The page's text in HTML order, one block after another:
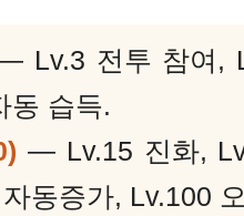
Lv.3 전투 참여,
동 습득.
— Lv.15 진화,
동증가, Lv.100